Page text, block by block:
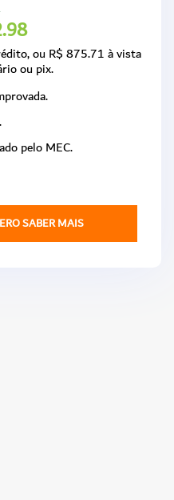
ou R$ 875.71 à vista
ou pix.
pelo MEC.
SABER MAIS